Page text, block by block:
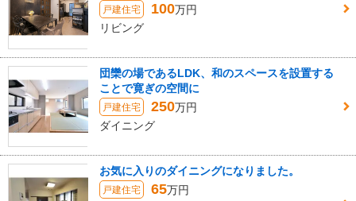
戸建住宅 100万円
リビング
団欒の場であるLDK、和のスペースを設置する
ことで寛ぎの空間に
戸建住宅 250万円
ダイニング
お気に入りのダイニングになりました。
戸建住宅 65万円